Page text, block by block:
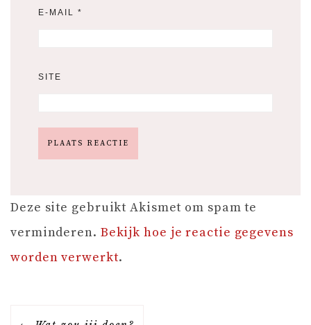
E-MAIL *
SITE
Deze site gebruikt Akismet om spam te
verminderen. Bekijk hoe je reactie gegevens
worden verwerkt.